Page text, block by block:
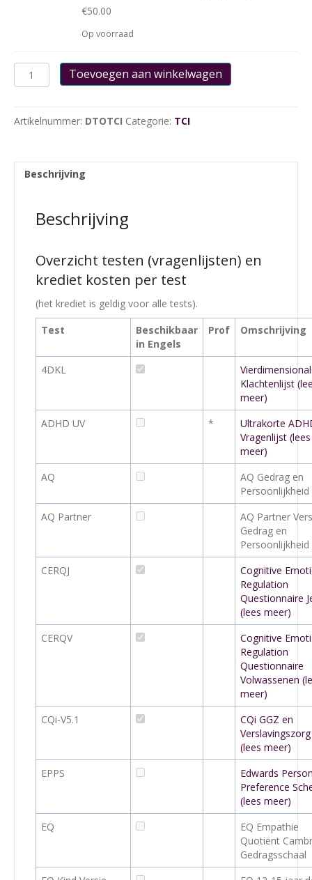
€50.00
Op voorraad
TCI
afname
rapportage
via
aantal
Toevoegen aan winkelwagen
Artikelnummer: DTOTCI Categorie: TCI
Beschrijving
Beschrijving
Overzicht testen (vragenlijsten) en
krediet kosten per test
(het krediet is geldig voor alle tests).
Test
Beschikbaar
in Engels
Prof Omschrijving
4DKL
Klachtenlijst
meer)
ADHD UV
*
Ultrakorte
Vragenlijst (lees
meer)
AQ
AQ Gedrag en
Persoonlijkheid
AQ Partner
AQ Partner
Gedrag en
Persoonlijkheid
CERQJ
Cognitive
Regulation
Questionnaire
(lees meer)
CERQV
Cognitive
Regulation
Questionnaire
Volwassenen
meer)
CQi-V5.1
CQi GGZ en
Verslavingszorg
(lees meer)
EPPS
Edwards
Preference
(lees meer)
EQ
EQ Empathie
Quotiënt
Gedragsschaal